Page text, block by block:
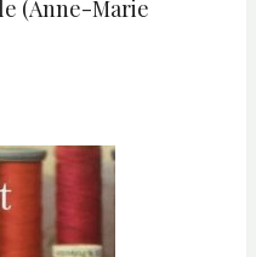
(Anne-Marie